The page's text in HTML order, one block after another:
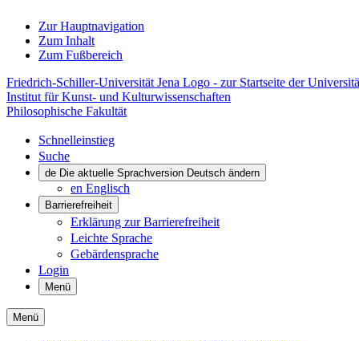
Zur Hauptnavigation
Zum Inhalt
Zum Fußbereich
Friedrich-Schiller-Universität Jena Logo - zur Startseite der
Institut für Kunst- und Kulturwissenschaften
Philosophische Fakultät
Schnelleinstieg
Suche
de Die aktuelle Sprachversion Deutsch ändern
en Englisch
Barrierefreiheit
Erklärung zur Barrierefreiheit
Leichte Sprache
Gebärdensprache
Login
Menü
Menü